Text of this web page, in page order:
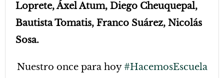
Loprete, Áxel Atum, Diego Cheuquepal,
Bautista Tomatis, Franco Suárez, Nicolás
Sosa.
Nuestro once para hoy#HacemosEscuela